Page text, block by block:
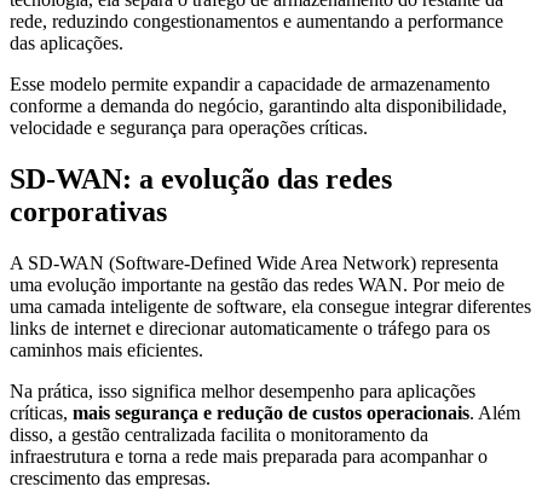
rede, reduzindo congestionamentos e aumentando a performance
das aplicações.
Esse modelo permite expandir a capacidade de armazenamento
conforme a demanda do negócio, garantindo alta disponibilidade,
velocidade e segurança para operações críticas.
SD-WAN: a evolução das redes
corporativas
A SD-WAN (Software-Defined Wide Area Network) representa
uma evolução importante na gestão das redes WAN. Por meio de
uma camada inteligente de software, ela consegue integrar diferentes
links de internet e direcionar automaticamente o tráfego para os
caminhos mais eficientes.
Na prática, isso significa melhor desempenho para aplicações
críticas, mais segurança e redução de custos operacionais. Além
disso, a gestão centralizada facilita o monitoramento da
infraestrutura e torna a rede mais preparada para acompanhar o
crescimento das empresas.